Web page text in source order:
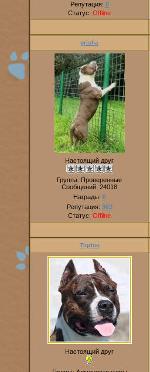
Репутация: 8
Статус: Offline
grisha
Настоящий друг
Группа: Проверенные
Сообщений: 24018
Награды: 0
Репутация: 363
Статус: Offline
Tigrino
Настоящий друг